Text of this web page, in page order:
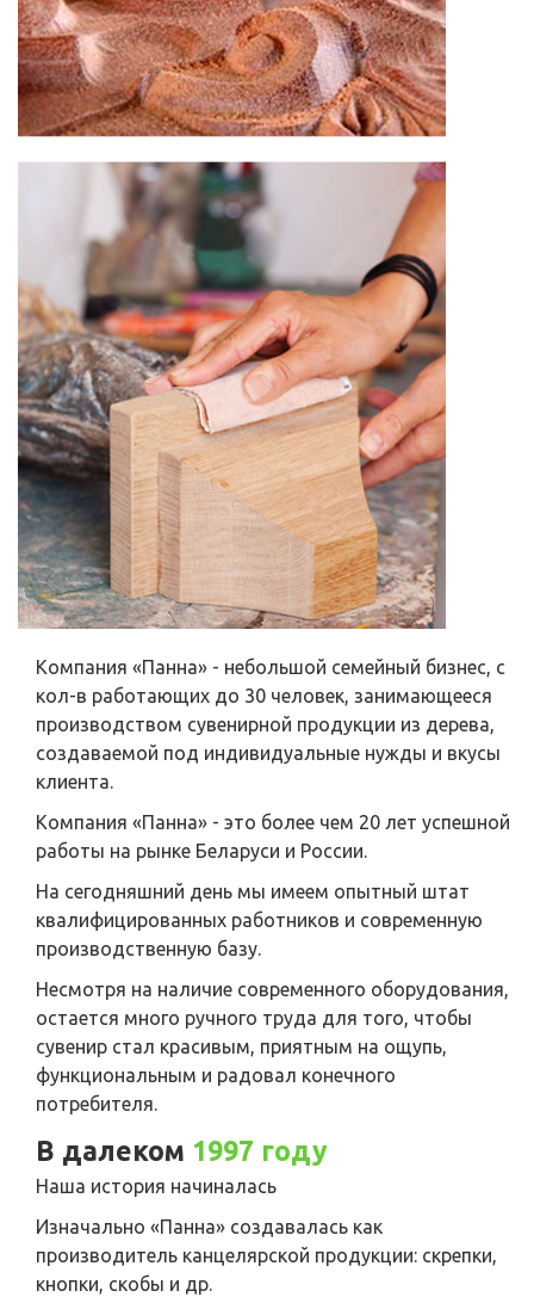
Компания «Панна» - небольшой семейный бизнес, с
кол-в работающих до 30 человек, занимающееся
производством сувенирной продукции из дерева,
создаваемой под индивидуальные нужды и вкусы
клиента.
Компания «Панна» - это более чем 20 лет успешной
работы на рынке Беларуси и России.
На сегодняшний день мы имеем опытный штат
квалифицированных работников и современную
производственную базу.
Несмотря на наличие современного оборудования,
остается много ручного труда для того, чтобы
сувенир стал красивым, приятным на ощупь,
функциональным и радовал конечного
потребителя.
В далеком 1997 году
Наша история начиналась
Изначально «Панна» создавалась как
производитель канцелярской продукции: скрепки,
кнопки, скобы и др.